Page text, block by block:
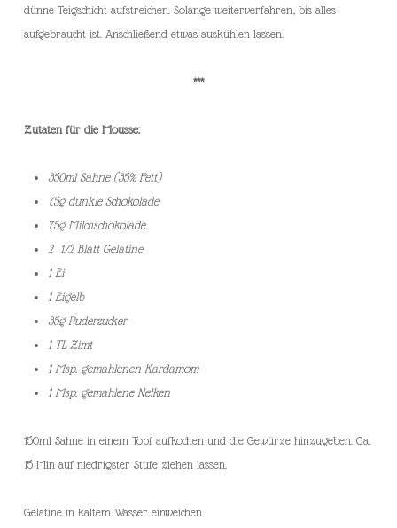
dünne Teigschicht aufstreichen. Solange weiterverfahren, bis alles
aufgebraucht ist. Anschließend etwas auskühlen lassen.
***
Zutaten für die Mousse:
350ml Sahne (35% Fett)
75g dunkle Schokolade
75g Milchschokolade
2 1/2 Blatt Gelatine
1 Ei
1 Eigelb
35g Puderzucker
1 TL Zimt
1 Msp. gemahlenen Kardamom
1 Msp. gemahlene Nelken
150ml Sahne in einem Topf aufkochen und die Gewürze hinzugeben. Ca.
15 Min auf niedrigster Stufe ziehen lassen.
Gelatine in kaltem Wasser einweichen.